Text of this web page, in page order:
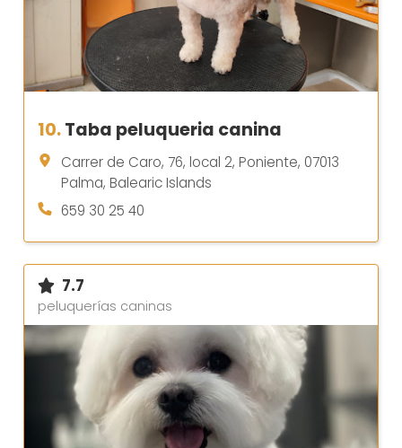
10.Taba peluqueria canina
Carrer de Caro, 76, local 2, Poniente, 07013
Palma, Balearic Islands
659 30 25 40
7.7
peluquerías caninas